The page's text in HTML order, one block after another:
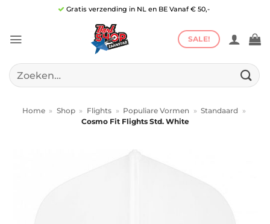
inhoud
Gratis verzending in NL en BE Vanaf € 50,-
SALE!
Zoeken
naar:
Home » Shop » Flights » Populiare Vormen » Standaard
»
Cosmo Fit Flights Std. White